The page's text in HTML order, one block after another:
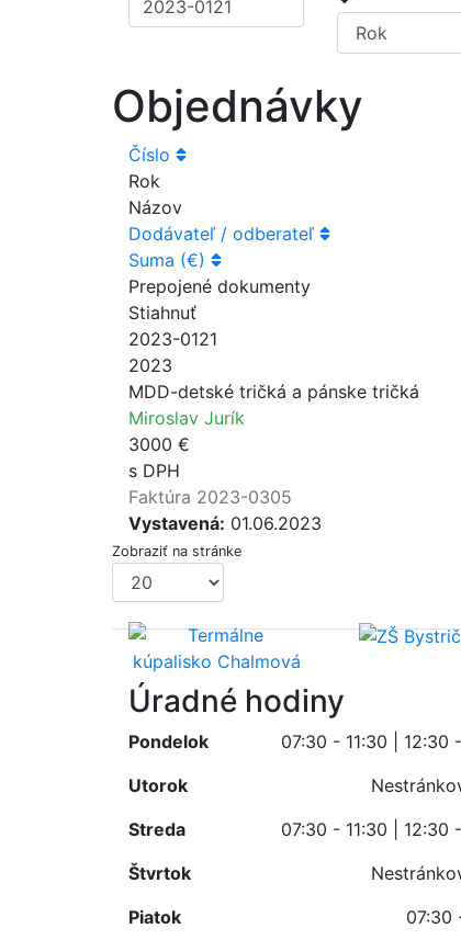
Objednávky
Číslo
Rok
Názov
Dodávateľ / odberateľ
Suma (€)
Prepojené dokumenty
Stiahnuť
2023-0121
2023
MDD-detské tričká a pánske tričká
Miroslav Jurík
3000 €
s DPH
Faktúra 2023-0305
Vystavená: 01.06.2023
Zobraziť na stránke
Úradné hodiny
Pondelok
07:30 - 11:30 | 12:30
Utorok
Streda
07:30 - 11:30 | 12:30
Štvrtok
Piatok
07:30